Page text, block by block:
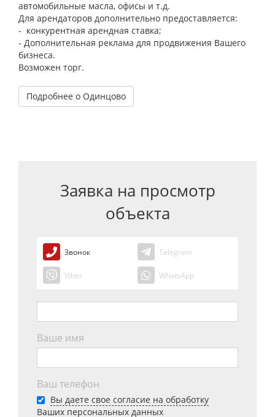
автомобильные масла, офисы и т.д.
Для арендаторов дополнительно предоставляется:
- конкурентная арендная ставка;
- Дополнительная реклама для продвижения Вашего
бизнеса.
Возможен торг.
Подробнее о Одинцово
Заявка на просмотр
объекта
Звонок Telegram
Viber WhatsApp
Ваше имя
Ваш телефон
Вы даете свое согласие на обработку
Ваших персональных данных